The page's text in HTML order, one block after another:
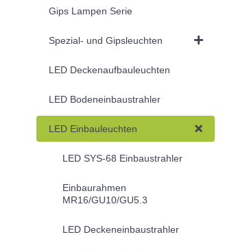
Gips Lampen Serie
Spezial- und Gipsleuchten
LED Deckenaufbauleuchten
LED Bodeneinbaustrahler
LED Einbauleuchten
LED SYS-68 Einbaustrahler
Einbaurahmen
MR16/GU10/GU5.3
LED Deckeneinbaustrahler